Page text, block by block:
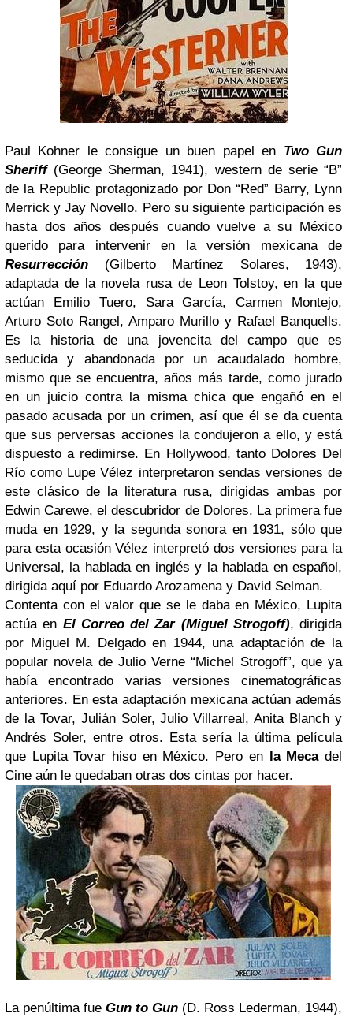
Paul Kohner le consigue un buen papel en Two Gun
Sheriff(George Sherman, 1941), western de serie “B”
de la Republic protagonizado por Don “Red” Barry, Lynn
Merrick y Jay Novello. Pero su siguiente participación es
hasta dos años después cuando vuelve a su México
querido para intervenir en la versión mexicana de
Resurrección (Gilberto Martínez Solares, 1943),
adaptada de la novela rusa de Leon Tolstoy, en la que
actúan Emilio Tuero, Sara García, Carmen Montejo,
Arturo Soto Rangel, Amparo Murillo y Rafael Banquells.
Es la historia de una jovencita del campo que es
seducida y abandonada por un acaudalado hombre,
mismo que se encuentra, años más tarde, como jurado
en un juicio contra la misma chica que engañó en el
pasado acusada por un crimen, así que él se da cuenta
que sus perversas acciones la condujeron a ello, y está
dispuesto a redimirse. En Hollywood, tanto Dolores Del
Río como Lupe Vélez interpretaron sendas versiones de
este clásico de la literatura rusa, dirigidas ambas por
Edwin Carewe, el descubridor de Dolores. La primera fue
muda en 1929, y la segunda sonora en 1931, sólo que
para esta ocasión Vélez interpretó dos versiones para la
Universal, la hablada en inglés y la hablada en español,
dirigida aquí por Eduardo Arozamena y David Selman.
Contenta con el valor que se le daba en México, Lupita
actúa en El Correodel Zar (Miguel Strogoff), dirigida
por Miguel M. Delgado en 1944, una adaptación de la
popular novela de Julio Verne “Michel Strogoff”, que ya
había encontrado varias versiones cinematográficas
anteriores. En esta adaptación mexicana actúan además
de la Tovar, Julián Soler, Julio Villarreal, Anita Blanch y
Andrés Soler, entre otros. Esta sería la última película
que Lupita Tovar hiso en México. Pero en la Mecadel
Cine aún le quedaban otras dos cintas por hacer.
La penúltima fue Gun to Gun (D. Ross Lederman, 1944),